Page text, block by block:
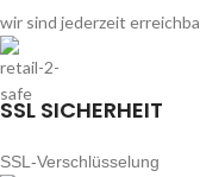
wir sind jederzeit
SSL SICHERHEIT
SSL-Verschlüsselung